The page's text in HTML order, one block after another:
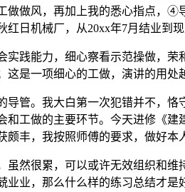
做做风，再加上我的悉心指点，④
红日机械厂，从20xx年7月结业到
能力，细心察看示范操做，荣
是一项细心的工做，演讲的用处
。我大白第一次犯错并不，恪
和工做的主要环节。今天进修《
颇丰，我按照师傅的要求，做好
很累，可以或许无效组织和维
业业，那么什么样的练习总结才